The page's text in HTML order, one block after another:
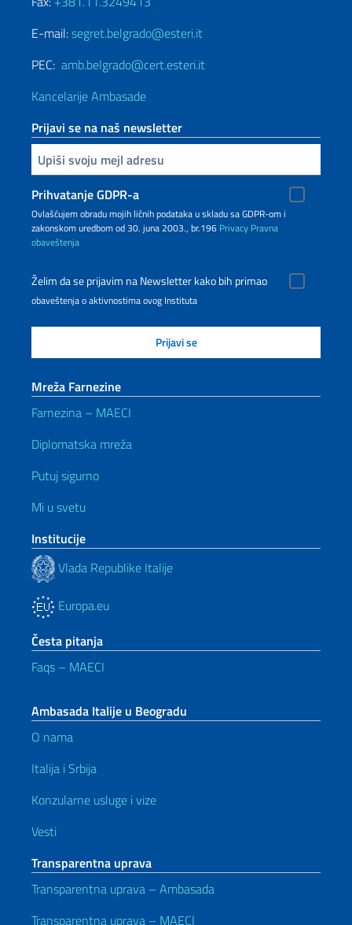
E-mail:segret.belgrado@esteri.it
PEC: amb.belgrado@cert.esteri.it
Kancelarije Ambasade
Prijavi se na naš newsletter
Upiši vaš imejl
Prihvatanje GDPR-a
Ovlašćujem obradu mojih ličnih podataka u skladu sa GDPR-om i
zakonskom uredbom od 30. juna 2003., br.196 Privacy Pravna
obaveštenja
Želim da se prijavim na Newsletter kako bih primao
obaveštenja o aktivnostima ovog Instituta
Mreža Farnezine
Farnezina – MAECI
Diplomatska mreža
Putuj sigurno
Mi u svetu
Institucije
Vlada Republike Italije
Europa.eu
Česta pitanja
Faqs – MAECI
Ambasada Italije u Beogradu
O nama
Italija i Srbija
Konzularne usluge i vize
Vesti
Transparentna uprava
Transparentna uprava – Ambasada
Transparentna uprava – MAECI